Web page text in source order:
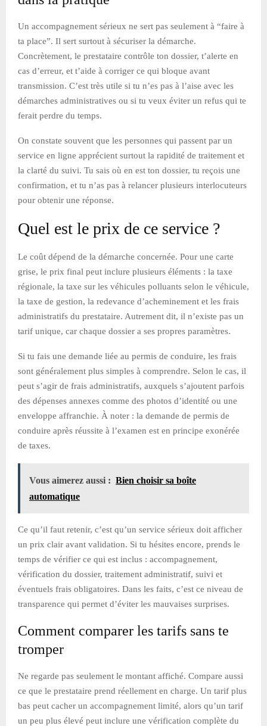
Un accompagnement sérieux ne sert pas seulement à “faire à
ta place”. Il sert surtout à sécuriser la démarche.
Concrètement, le prestataire contrôle ton dossier, t’alerte en
cas d’erreur, et t’aide à corriger ce qui bloque avant
transmission. C’est très utile si tu n’es pas à l’aise avec les
démarches administratives ou si tu veux éviter un refus qui te
ferait perdre du temps.
On constate souvent que les personnes qui passent par un
service en ligne apprécient surtout la rapidité de traitement et
la clarté du suivi. Tu sais où en est ton dossier, tu reçois une
confirmation, et tu n’as pas à relancer plusieurs interlocuteurs
pour obtenir une réponse.
Quel est le prix de ce service ?
Le coût dépend de la démarche concernée. Pour une carte
grise, le prix final peut inclure plusieurs éléments : la taxe
régionale, la taxe sur les véhicules polluants selon le véhicule,
la taxe de gestion, la redevance d’acheminement et les frais
administratifs du prestataire. Autrement dit, il n’existe pas un
tarif unique, car chaque dossier a ses propres paramètres.
Si tu fais une demande liée au permis de conduire, les frais
sont généralement plus simples à comprendre. Selon le cas, il
peut s’agir de frais administratifs, auxquels s’ajoutent parfois
des dépenses annexes comme des photos d’identité ou une
enveloppe affranchie. À noter : la demande de permis de
conduire après réussite à l’examen est en principe exonérée
de taxes.
Vous aimerez aussi : Bien choisir sa boîte
automatique
Ce qu’il faut retenir, c’est qu’un service sérieux doit afficher
un prix clair avant validation. Si tu hésites encore, prends le
temps de vérifier ce qui est inclus : accompagnement,
vérification du dossier, traitement administratif, suivi et
éventuels frais obligatoires. Dans les faits, c’est ce niveau de
transparence qui permet d’éviter les mauvaises surprises.
Comment comparer les tarifs sans te
tromper
Ne regarde pas seulement le montant affiché. Compare aussi
ce que le prestataire prend réellement en charge. Un tarif plus
bas peut cacher un accompagnement limité, alors qu’un tarif
un peu plus élevé peut inclure une vérification complète du